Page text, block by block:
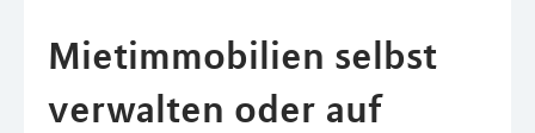
Mietimmobilien selbst
verwalten oder auf